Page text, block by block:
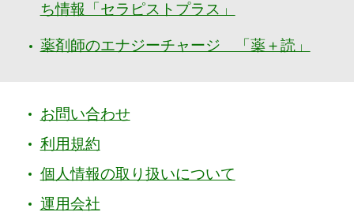
ち情報「セラピストプラス」
薬剤師のエナジーチャージ 「薬＋読」
お問い合わせ
利用規約
個人情報の取り扱いについて
運用会社